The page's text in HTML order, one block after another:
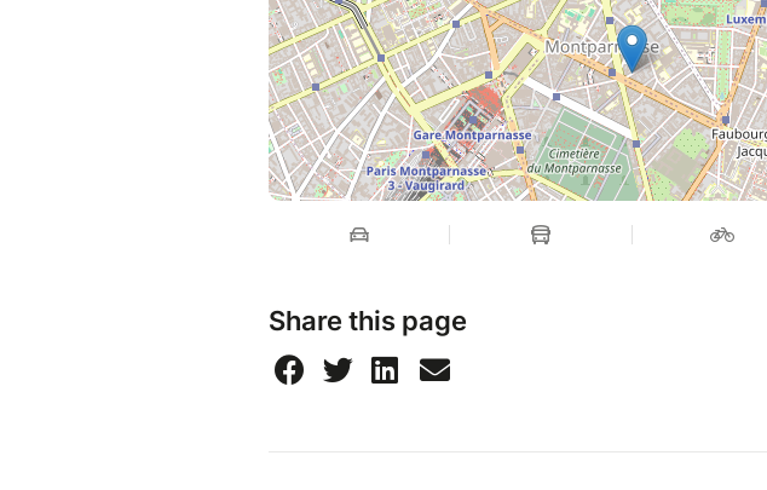
Share this page